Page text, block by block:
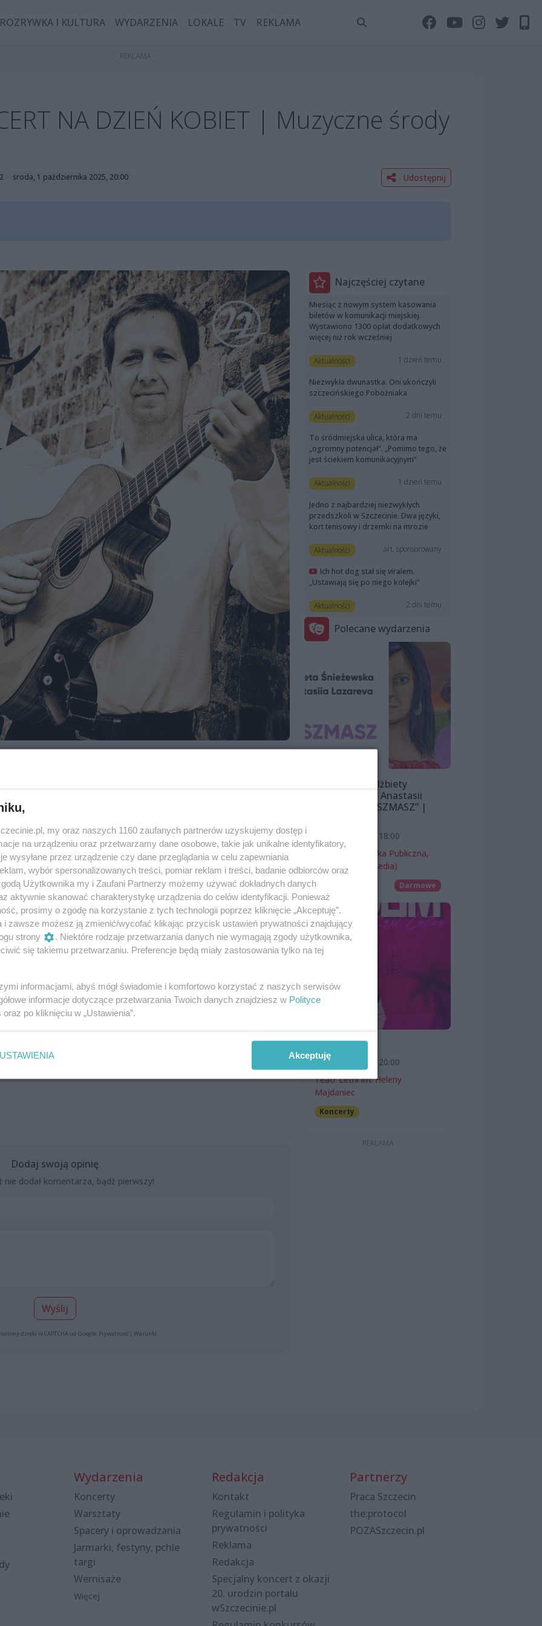
ROZRYWKA I KULTURA WYDARZENIA LOKALE TV REKLAMA
NA DZIEŃ KOBIET | Muzyczne środy
środa, 1 października 2025, 20:00 Udostępnij
na żywo, w ramach których można
przez szczecińskich artystów.
oraz Marian Mazurek. W gitarowo-wokalnych aranżacjach
hiszpańska i meksykańska oraz przeboje takich
czy Gipsy Kings. Nie zabraknie muzycznych niespodzianek.
hiszpańska i pop w niecodziennym wydaniu.
Dodaj swoją opinię
nie dodał komentarza, bądź pierwszy!
Wyślij
dzięki reCAPTCHA od Google: Prywatność| Warunki
Najczęściej czytane
Miesiąc z nowym system kasowania
biletów w komunikacji miejskiej.
Wystawiono 1300 opłat dodatkowych
więcej niż rok wcześniej
Aktualności 1 dzień temu
Niezwykła dwunastka. Oni ukończyli
szczecińskiego Pobożniaka
Aktualności 2 dni temu
To śródmiejska ulica, która ma
„ogromny potencjał”. „Pomimo tego, że
jest ściekiem komunikacyjnym”
Aktualności 1 dzień temu
Jedno z najbardziej niezwykłych
przedszkoli w Szczecinie. Dwa języki,
kort tenisowy i drzemki na mrozie
Aktualności art. sponsorowany
Ich hot dog stał się viralem.
„Ustawiają się po niego kolejki”
Aktualności 2 dni temu
Polecane wydarzenia
Wystawa Elżbiety
Śnieżewskiej i Anastasii
Lazarevej „MISZMASZ” |
7 sierpnia 2026, 18:00
Miejska Biblioteka Publiczna,
filia nr 54 (ProMedia)
Darmowe
SKOLIM
7 sierpnia 2026, 20:00
Teatr Letni im. Heleny
Majdaniec
Koncerty
Wydarzenia
Koncerty
Warsztaty
Spacery i oprowadzania
Jarmarki, festyny, pchle
targi
Wernisaże
Więcej
Redakcja
Kontakt
Regulamin i polityka
prywatności
Reklama
Redakcja
Specjalny koncert z okazji
20. urodzin portalu
wSzczecinie.pl
Partnerzy
Praca Szczecin
the:protocol
POZASzczecin.pl
my oraz naszych 1160 zaufanych partnerów uzyskujemy dostęp i
na urządzeniu oraz przetwarzamy dane osobowe, takie jak unikalne identyfikatory,
wysyłane przez urządzenie czy dane przeglądania w celu zapewniania
wybór spersonalizowanych treści, pomiar reklam i treści, badanie odbiorców oraz
Użytkownika my i Zaufani Partnerzy możemy używać dokładnych danych
aktywnie skanować charakterystykę urządzenia do celów identyfikacji. Ponieważ
prosimy o zgodę na korzystanie z tych technologii poprzez kliknięcie „Akceptuję”.
i zawsze możesz ją zmienić/wycofać klikając przycisk ustawień prywatności znajdujący
strony
. Niektóre rodzaje przetwarzania danych nie wymagają zgody użytkownika,
się takiemu przetwarzaniu. Preferencje będą miały zastosowania tylko na tej
informacjami, abyś mógł świadomie i komfortowo korzystać z naszych serwisów
informacje dotyczące przetwarzania Twoich danych znajdziesz w Polityce
oraz po kliknięciu w „Ustawienia”.
USTAWIENIA Akceptuję